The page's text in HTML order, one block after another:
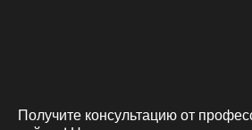
Получите консультацию от